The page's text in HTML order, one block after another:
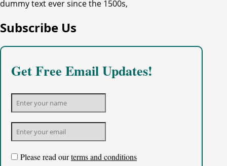
dummy text ever since the 1500s,
Subscribe Us
Get Free Email Updates!
Please read ourterms and conditions